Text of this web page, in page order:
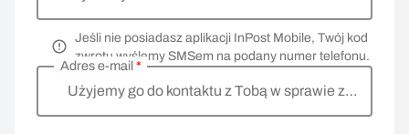
Jeśli nie posiadasz aplikacji InPost Mobile, Twój kod
zwrotu wyślemy SMSem na podany numer telefonu.
Użyjemy go do kontaktu z Tobą w sprawie zwrotu
Adres e-mail *